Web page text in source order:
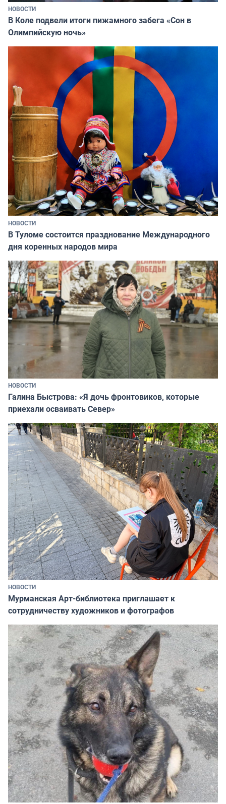
НОВОСТИ
В Коле подвели итоги пижамного забега «Сон в
Олимпийскую ночь»
НОВОСТИ
В Туломе состоится празднование Международного
дня коренных народов мира
НОВОСТИ
Галина Быстрова: «Я дочь фронтовиков, которые
приехали осваивать Север»
НОВОСТИ
Мурманская Арт-библиотека приглашает к
сотрудничеству художников и фотографов